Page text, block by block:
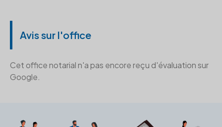
Avis sur l'office
Cet office notarial n'a pas encore reçu d'évaluation sur
Google.